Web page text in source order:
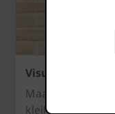
Visualisatietool
Maak eindeloze
kleiklinker- en